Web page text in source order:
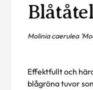
Molinia caerulea
Effektfullt och
blågröna tuvor